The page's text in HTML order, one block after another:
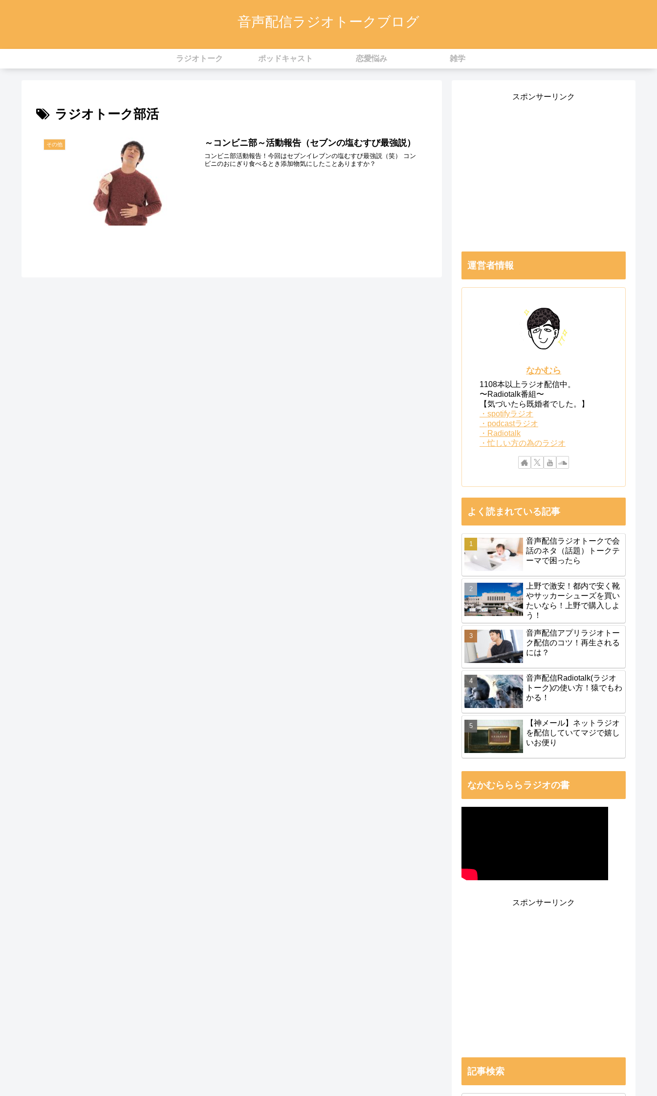
音声配信ラジオトークブログ
ラジオトーク ポッドキャスト 恋愛悩み 雑学
ラジオトーク部活
その他 ～コンビニ部～活動報告（セブンの塩むすび最強説）
コンビニ部活動報告！今回はセブンイレブンの塩むすび最強説（笑） コン
ビニのおにぎり食べるとき添加物気にしたことありますか？
スポンサーリンク
運営者情報
なかむら
1108本以上ラジオ配信中。
〜Radiotalk番組〜
【気づいたら既婚者でした。】
・spotifyラジオ
・podcastラジオ
・Radiotalk
・忙しい方の為のラジオ
よく読まれている記事
音声配信ラジオトークで会
話のネタ（話題）トークテ
ーマで困ったら
上野で激安！都内で安く靴
やサッカーシューズを買い
たいなら！上野で購入しよ
う！
音声配信アプリラジオトー
ク配信のコツ！再生される
には？
音声配信Radiotalk(ラジオ
トーク)の使い方！猿でもわ
かる！
【神メール】ネットラジオ
を配信していてマジで嬉し
いお便り
なかむらららラジオの書
スポンサーリンク
記事検索